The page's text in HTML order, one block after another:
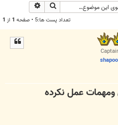
جستجو
تعداد پست ها:5 • صفحه 1 از 1
عمل نكرده